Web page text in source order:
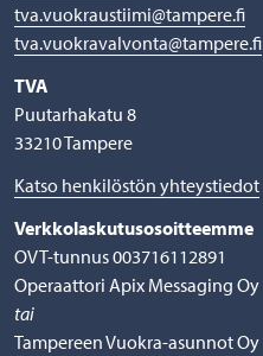
tva.vuokraustiimi@tampere.fi
tva.vuokravalvonta@tampere.fi
TVA
Puutarhakatu 8
33210 Tampere
Katso henkilöstön yhteystiedot
Verkkolaskutusosoitteemme
OVT-tunnus 003716112891
Operaattori Apix Messaging Oy
tai
Tampereen Vuokra-asunnot Oy